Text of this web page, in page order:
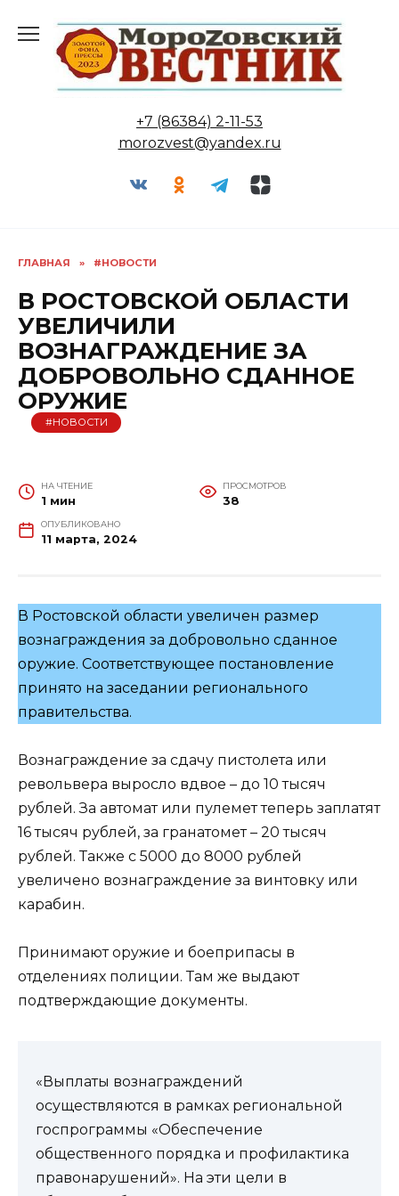
содержанию
+7 (86384) 2-11-53
morozvest@yandex.ru
ГЛАВНАЯ » #НОВОСТИ
В РОСТОВСКОЙ ОБЛАСТИ
УВЕЛИЧИЛИ
ВОЗНАГРАЖДЕНИЕ ЗА
ДОБРОВОЛЬНО СДАННОЕ
ОРУЖИЕ
#НОВОСТИ
НА ЧТЕНИЕ
1 мин
ПРОСМОТРОВ
38
ОПУБЛИКОВАНО
11 марта, 2024
В Ростовской области увеличен размер
вознаграждения за добровольно сданное
оружие. Соответствующее постановление
принято на заседании регионального
правительства.
Вознаграждение за сдачу пистолета или
револьвера выросло вдвое – до 10 тысяч
рублей. За автомат или пулемет теперь заплатят
16 тысяч рублей, за гранатомет – 20 тысяч
рублей. Также с 5000 до 8000 рублей
увеличено вознаграждение за винтовку или
карабин.
Принимают оружие и боеприпасы в
отделениях полиции. Там же выдают
подтверждающие документы.
«Выплаты вознаграждений
осуществляются в рамках региональной
госпрограммы «Обеспечение
общественного порядка и профилактика
правонарушений». На эти цели в